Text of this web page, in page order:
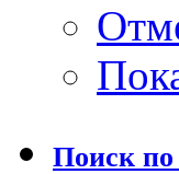
Поиск по